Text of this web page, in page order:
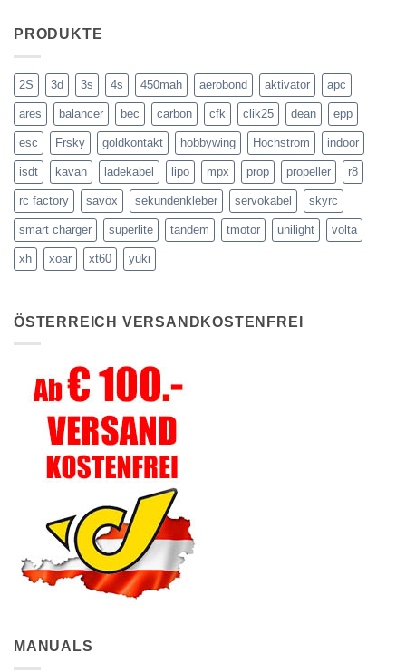
PRODUKTE
2S 3d 3s 4s 450mah aerobond aktivator apc
ares balancer bec carbon cfk clik25 dean epp
esc Frsky goldkontakt hobbywing Hochstrom indoor
isdt kavan ladekabel lipo mpx prop propeller r8
rc factory savöx sekundenkleber servokabel skyrc
smart charger superlite tandem tmotor unilight volta
xh xoar xt60 yuki
ÖSTERREICH VERSANDKOSTENFREI
MANUALS